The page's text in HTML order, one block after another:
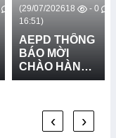
(29/07/2026
16:51)
18 - 0
AEPD THÔNG
BÁO MỜI
CHÀO HÀNG
CẠNH TRANH
CẤP VÀ LẮP
ĐẶT 03 BẢN
‹ ›